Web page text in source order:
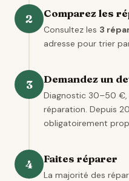
2 Comparez les
Consultez les 3
adresse pour trier
3 Demandez un
Diagnostic 30–50
réparation. Depuis
obligatoirement
4 Faites réparer
La majorité des